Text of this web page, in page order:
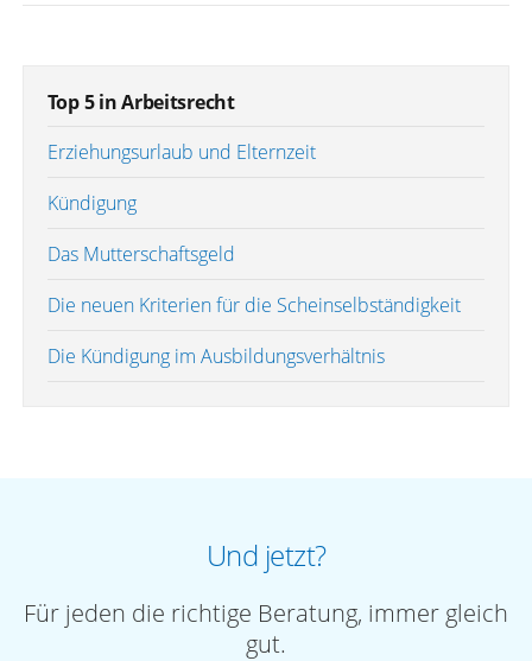
Top 5 in Arbeitsrecht
Erziehungsurlaub und Elternzeit
Kündigung
Das Mutterschaftsgeld
Die neuen Kriterien für die Scheinselbständigkeit
Die Kündigung im Ausbildungsverhältnis
Und jetzt?
Für jeden die richtige Beratung, immer gleich
gut.